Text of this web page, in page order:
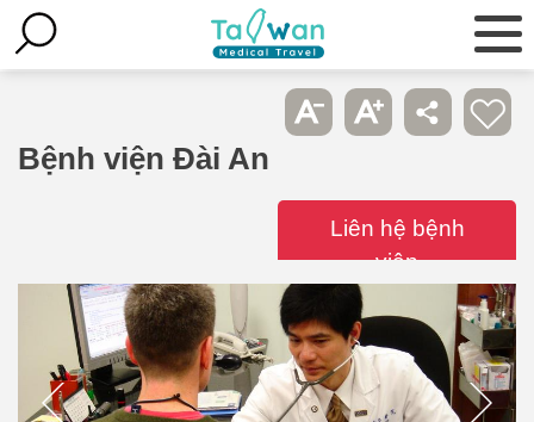
Bệnh viện Đài An
Liên hệ bệnh
viện